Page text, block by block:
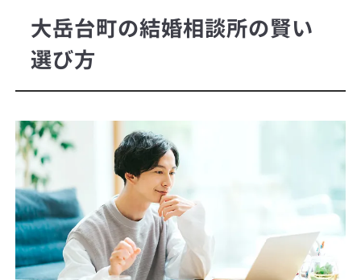
大岳台町の結婚相談所の賢い
選び方